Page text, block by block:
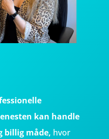
kan handle
billig måde, hvor